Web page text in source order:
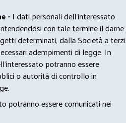
-I dati personali dell’interessato
con tale termine il darne
determinati, dalla Società a terzi
adempimenti di legge. In
potranno essere
o autorità di controllo in
potranno essere comunicati nei